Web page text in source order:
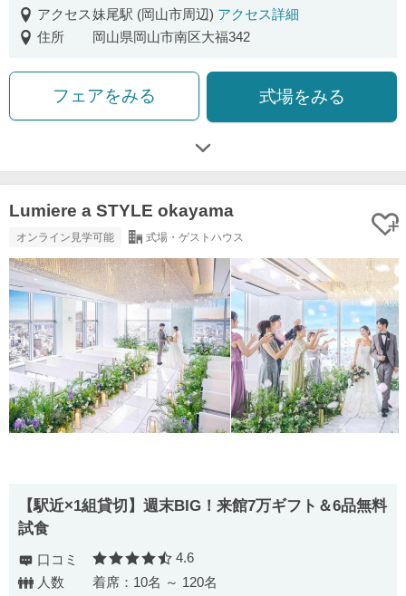
アクセス妹尾駅 (岡山市周辺) アクセス詳細
住所
岡山県岡山市南区大福342
フェアをみる 式場をみる
Lumiere a STYLE okayama
オンライン見学可能 式場・ゲストハウス
【駅近×1組貸切】週末BIG！来館7万ギフト＆6品無料
試食
口コミ 口コミ評価
4.6
人数
着席：10名 ～ 120名